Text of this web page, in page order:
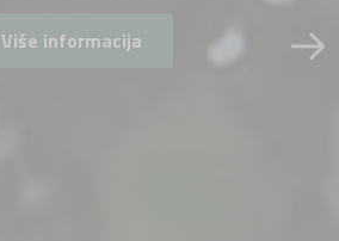
Više informacija